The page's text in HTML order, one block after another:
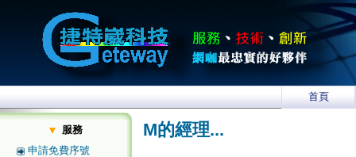
首頁
服務
申請免費序號
M的經理...